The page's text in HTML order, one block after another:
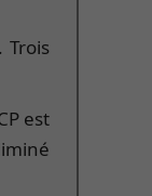
Trois
est